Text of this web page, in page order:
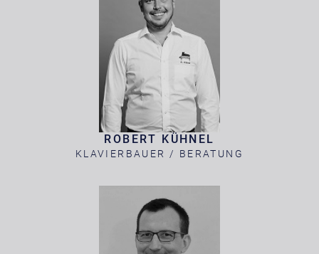
ROBERT KÜHNEL
KLAVIERBAUER / BERATUNG